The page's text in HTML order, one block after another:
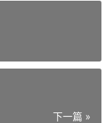
下一篇 »